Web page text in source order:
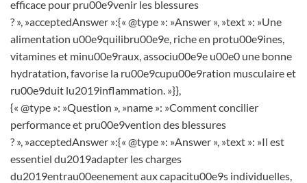
efficace pour pru00e9venir les blessures
? », »acceptedAnswer »:{« @type »: »Answer », »text »: »Une
alimentation u00e9quilibru00e9e, riche en protu00e9ines,
vitamines et minu00e9raux, associu00e9e u00e0 une bonne
hydratation, favorise la ru00e9cupu00e9ration musculaire et
ru00e9duit lu2019inflammation. »}},
{« @type »: »Question », »name »: »Comment concilier
performance et pru00e9vention des blessures
? », »acceptedAnswer »:{« @type »: »Answer », »text »: »Il est
essentiel du2019adapter les charges
du2019entrau00eenement aux capacitu00e9s individuelles,